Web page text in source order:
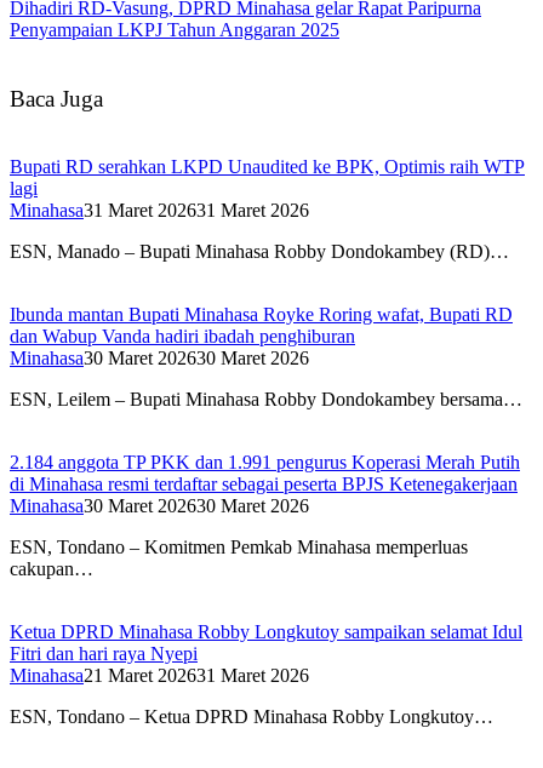
Dihadiri RD-Vasung, DPRD Minahasa gelar Rapat Paripurna
Penyampaian LKPJ Tahun Anggaran 2025
Baca Juga
Bupati RD serahkan LKPD Unaudited ke BPK, Optimis raih WTP
lagi
Minahasa31 Maret 202631 Maret 2026
ESN, Manado – Bupati Minahasa Robby Dondokambey (RD)…
Ibunda mantan Bupati Minahasa Royke Roring wafat, Bupati RD
dan Wabup Vanda hadiri ibadah penghiburan
Minahasa30 Maret 202630 Maret 2026
ESN, Leilem – Bupati Minahasa Robby Dondokambey bersama…
2.184 anggota TP PKK dan 1.991 pengurus Koperasi Merah Putih
di Minahasa resmi terdaftar sebagai peserta BPJS Ketenegakerjaan
Minahasa30 Maret 202630 Maret 2026
ESN, Tondano – Komitmen Pemkab Minahasa memperluas
cakupan…
Ketua DPRD Minahasa Robby Longkutoy sampaikan selamat Idul
Fitri dan hari raya Nyepi
Minahasa21 Maret 202631 Maret 2026
ESN, Tondano – Ketua DPRD Minahasa Robby Longkutoy…